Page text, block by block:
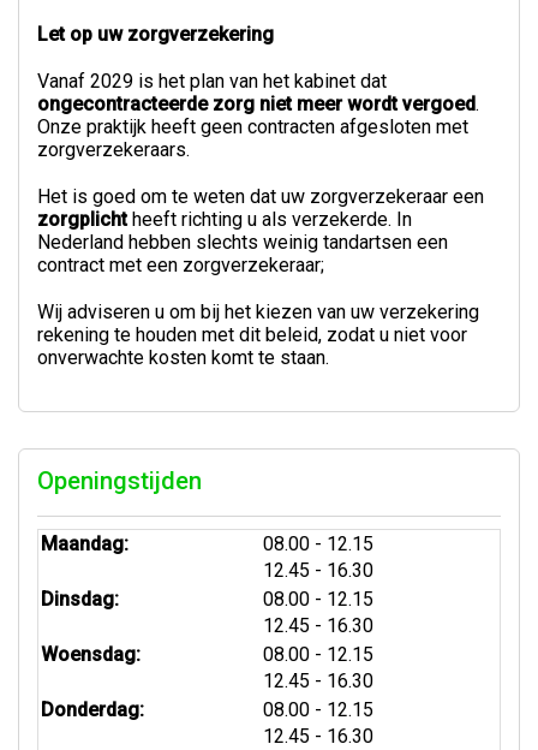
Let op uw zorgverzekering
Vanaf 2029 is het plan van het kabinet dat
ongecontracteerde zorg niet meer wordt vergoed.
Onze praktijk heeft geen contracten afgesloten met
zorgverzekeraars.
Het is goed om te weten dat uw zorgverzekeraar een
zorgplichtheeft richting u als verzekerde. In
Nederland hebben slechts weinig tandartsen een
contract met een zorgverzekeraar;
Wij adviseren u om bij het kiezen van uw verzekering
rekening te houden met dit beleid, zodat u niet voor
onverwachte kosten komt te staan.
Openingstijden
Maandag: 08.00 tot
- 12.15
12.45 tot
- 16.30
Dinsdag:
08.00 tot
- 12.15
12.45 tot
- 16.30
Woensdag:
08.00 tot
- 12.15
12.45 tot
- 16.30
Donderdag:
08.00 tot
- 12.15
12.45 tot
- 16.30